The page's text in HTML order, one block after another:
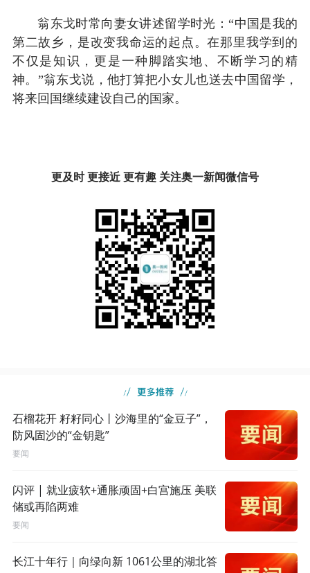
翁东戈时常向妻女讲述留学时光：“中国是我的
第二故乡，是改变我命运的起点。在那里我学到的
不仅是知识，更是一种脚踏实地、不断学习的精
神。”翁东戈说，他打算把小女儿也送去中国留学，
将来回国继续建设自己的国家。
更及时 更接近 更有趣 关注奥一新闻微信号
石榴花开 籽籽同心丨沙海里的“金豆子”，
防风固沙的“金钥匙”
要闻
闪评 | 就业疲软+通胀顽固+白宫施压 美联
储或再陷两难
要闻
长江十年行｜向绿向新 1061公里的湖北答